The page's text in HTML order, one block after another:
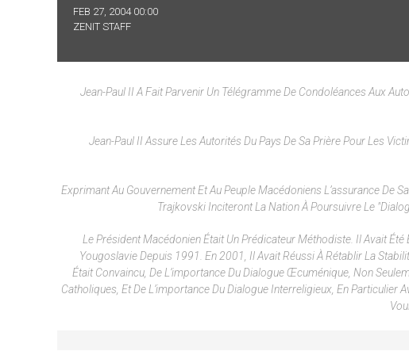
FEB 27, 2004 00:00
ZENIT STAFF
Jean-Paul II A Fait Parvenir Un Télégramme De Condoléances Aux
Jean-Paul II Assure Les Autorités Du Pays De Sa Prière Pour Les
Exprimant Au Gouvernement Et Au Peuple Macédoniens L’assurance De
Trajkovski Inciteront La Nation À Poursuivre Le
Le Président Macédonien Était Un Prédicateur Méthodiste. Il Avait
Yougoslavie Depuis 1991. En 2001, Il Avait Réussi À Rétablir La
Était Convaincu, De L’importance Du Dialogue Œcuménique, Non
Catholiques, Et De L’importance Du Dialogue Interreligieux, En Particulier